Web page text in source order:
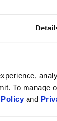
To manage
and